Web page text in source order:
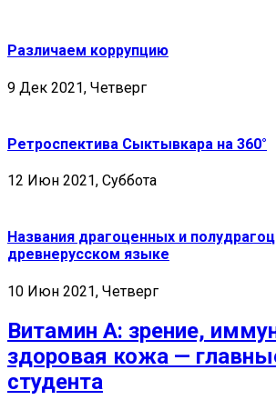
Различаем коррупцию
9 Дек 2021, Четверг
Ретроспектива Сыктывкара на 360°
12 Июн 2021, Суббота
Названия драгоценных и
древнерусском языке
10 Июн 2021, Четверг
Витамин А: зрение,
здоровая кожа —
студента